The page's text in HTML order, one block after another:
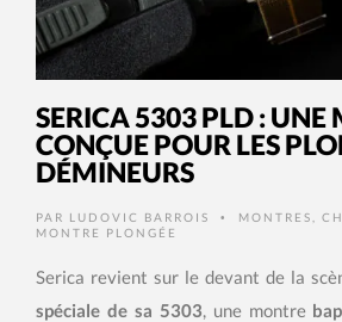
SERICA 5303 PLD : UNE
CONÇUE POUR LES
DÉMINEURS
PAR LUDOVIC BARROIS • MONTRES
MONTRE PLONGÉE
Serica revient sur le devant de la
spéciale de sa 5303, une montre